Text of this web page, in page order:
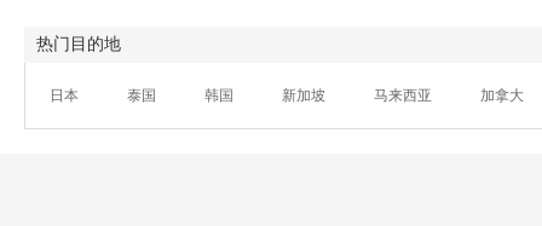
热门目的地
日本 泰国 韩国 新加坡 马来西亚 加拿大